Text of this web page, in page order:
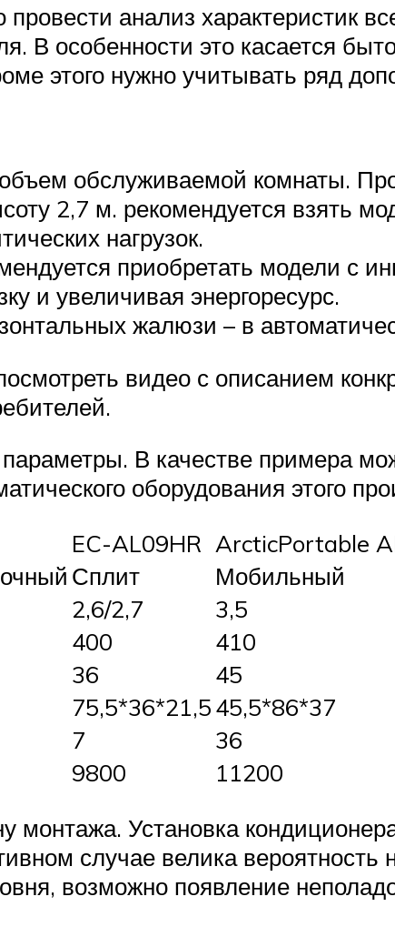
анализ характеристик
В особенности это касается
этого нужно учитывать ряд
обслуживаемой комнаты.
2,7 м. рекомендуется взять
нагрузок.
приобретать модели с
и увеличивая энергоресурс.
жалюзи – в
видео с описанием
В качестве примера
оборудования этого
EC-AL09HR ArcticPortable
Сплит
Мобильный
2,6/2,7
3,5
400
410
36
45
75,5*36*21,545,5*86*37
7
36
9800
11200
монтажа. Установка
случае велика вероятность
возможно появление